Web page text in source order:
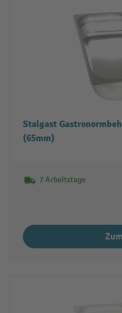
Stalgast
(65mm)
7 Arbeitstage